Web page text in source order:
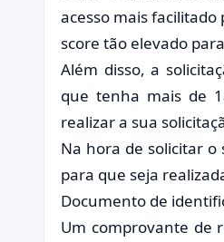
acesso mais
score tão elevado
Além disso, a
que tenha mais de
realizar a sua
Na hora de solicitar
para que seja
Documento de
Um comprovante de